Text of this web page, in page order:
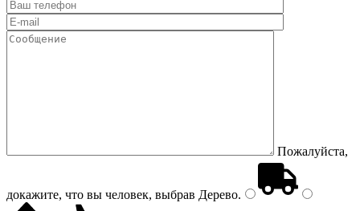
Пожалуйста,
докажите, что вы человек, выбрав Дерево.